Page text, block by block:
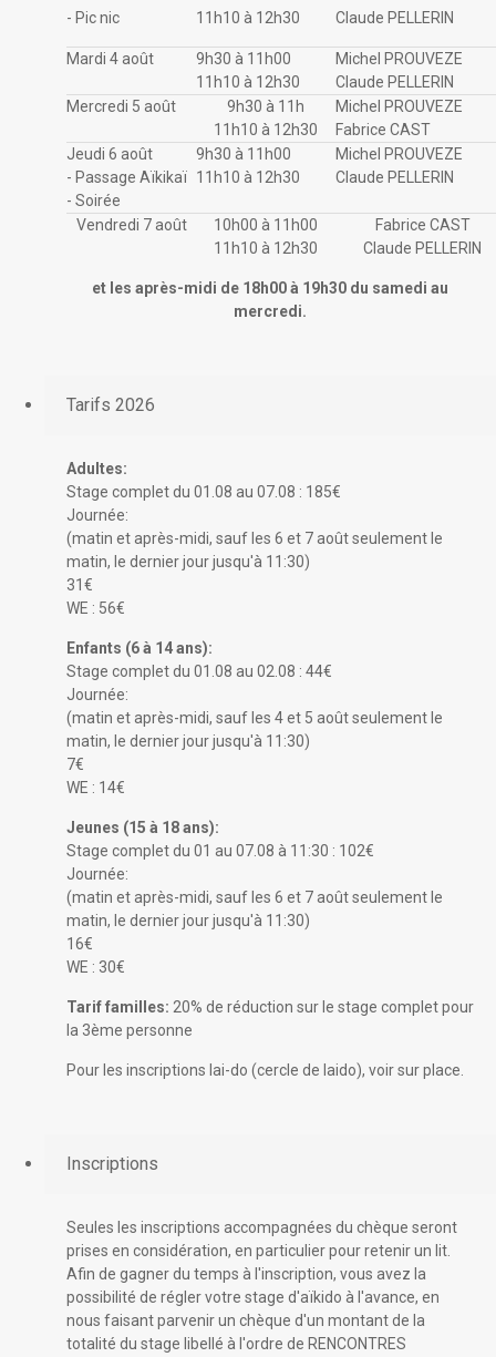
- Pic nic
11h10 à 12h30
Claude PELLERIN
Mardi 4 août
9h30 à 11h00
11h10 à 12h30
Michel PROUVEZE
Claude PELLERIN
Mercredi 5 août
9h30 à 11h
11h10 à 12h30
Michel PROUVEZE
Fabrice CAST
Jeudi 6 août
- Passage Aïkikaï
- Soirée
9h30 à 11h00
11h10 à 12h30
Michel PROUVEZE
Claude PELLERIN
Vendredi 7 août
10h00 à 11h00
11h10 à 12h30
Fabrice CAST
Claude PELLERIN
et les après-midi de 18h00 à 19h30 du samedi au
mercredi.
Tarifs 2026
Adultes:
Stage complet du 01.08 au 07.08 : 185€
Journée:
(matin et après-midi, sauf les 6 et 7 août seulement le
matin, le dernier jour jusqu'à 11:30)
31€
WE : 56€
Enfants (6 à 14 ans):
Stage complet du 01.08 au 02.08 : 44€
Journée:
(matin et après-midi, sauf les 4 et 5 août seulement le
matin, le dernier jour jusqu'à 11:30)
7€
WE : 14€
Jeunes (15 à 18 ans):
Stage complet du 01 au 07.08 à 11:30 : 102€
Journée:
(matin et après-midi, sauf les 6 et 7 août seulement le
matin, le dernier jour jusqu'à 11:30)
16€
WE : 30€
Tarif familles: 20% de réduction sur le stage complet pour
la 3ème personne
Pour les inscriptions Iai-do (cercle de Iaido), voir sur place.
Inscriptions
Seules les inscriptions accompagnées du chèque seront
prises en considération, en particulier pour retenir un lit.
Afin de gagner du temps à l'inscription, vous avez la
possibilité de régler votre stage d'aïkido à l'avance, en
nous faisant parvenir un chèque d'un montant de la
totalité du stage libellé à l'ordre de RENCONTRES